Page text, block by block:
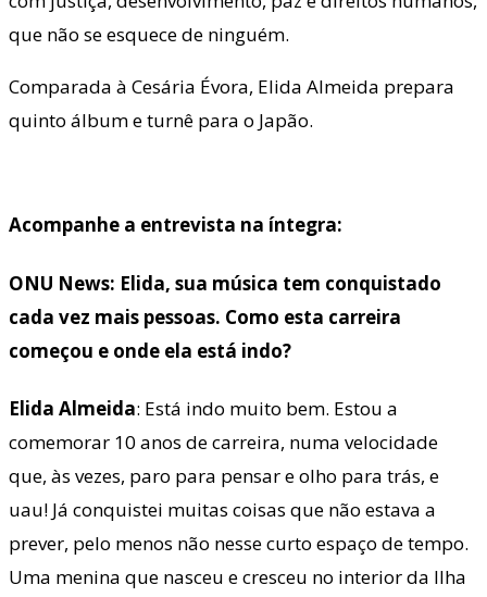
que não se esquece de ninguém.
Comparada à Cesária Évora, Elida Almeida prepara
quinto álbum e turnê para o Japão.
Acompanhe a entrevista na íntegra:
ONU News: Elida, sua música tem conquistado
cada vez mais pessoas. Como esta carreira
começou e onde ela está indo?
Elida Almeida: Está indo muito bem. Estou a
comemorar 10 anos de carreira, numa velocidade
que, às vezes, paro para pensar e olho para trás, e
uau! Já conquistei muitas coisas que não estava a
prever, pelo menos não nesse curto espaço de tempo.
Uma menina que nasceu e cresceu no interior da Ilha